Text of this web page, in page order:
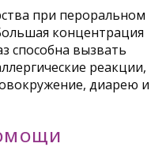
при пероральном
концентрация
способна вызвать
реакции,
диарею и